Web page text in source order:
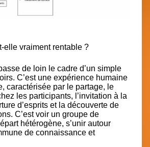
elle vraiment rentable ?
de loin le cadre d’un simple
C’est une expérience humaine
caractérisée par le partage, le
les participants, l’invitation à la
d’esprits et la découverte de
C’est voir un groupe de
hétérogène, s’unir autour
de connaissance et